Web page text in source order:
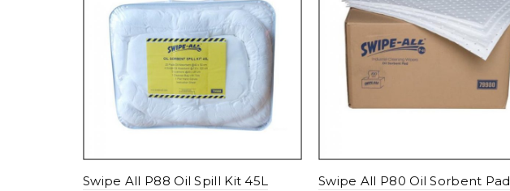
Swipe All P88 Oil Spill Kit 45L Swipe All P80 Oil Sorbent Pad